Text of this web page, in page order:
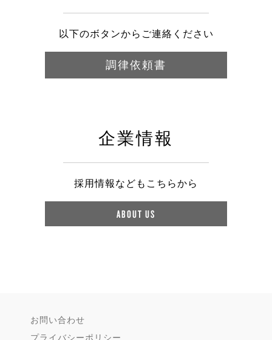
以下のボタンからご連絡ください
調律依頼書
企業情報
採用情報などもこちらから
ABOUT US
お問い合わせ